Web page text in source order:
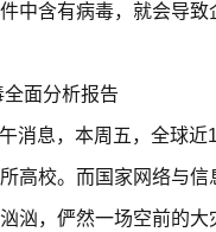
中含有病毒，就会导
面分析报告
息，本周五，全球近
校。而国家网络与信
，俨然一场空前的大